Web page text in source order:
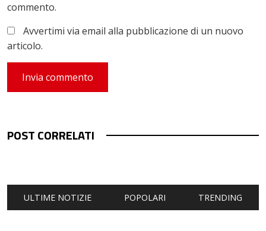
commento.
Avvertimi via email alla pubblicazione di un nuovo
articolo.
POST CORRELATI
ULTIME NOTIZIE POPOLARI TRENDING